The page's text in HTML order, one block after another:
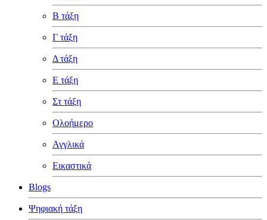
Β τάξη
Γ τάξη
Δ τάξη
Ε τάξη
Στ τάξη
Ολοήμερο
Αγγλικά
Εικαστικά
Blogs
Ψηφιακή τάξη